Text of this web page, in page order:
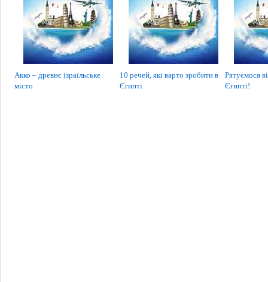
Акко – древнє ізраїльське
місто
10 речей, які варто зробити в
Єгипті
Рятуємося
Єгипті!